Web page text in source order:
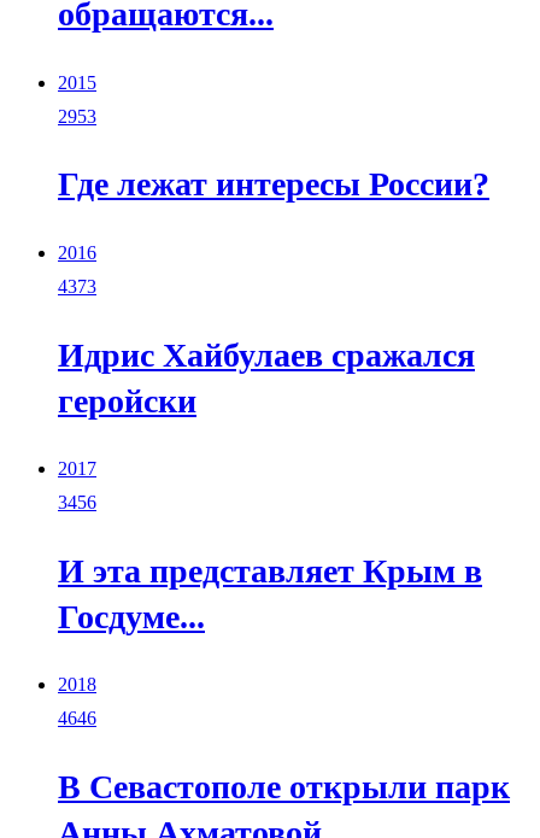
обращаются...
2015
2953
Где лежат интересы России?
2016
4373
Идрис Хайбулаев сражался
геройски
2017
3456
И эта представляет Крым в
Госдуме...
2018
4646
В Севастополе открыли парк